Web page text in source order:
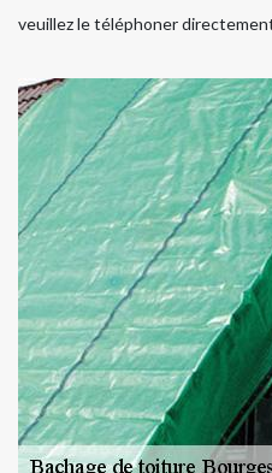
veuillez le téléphoner